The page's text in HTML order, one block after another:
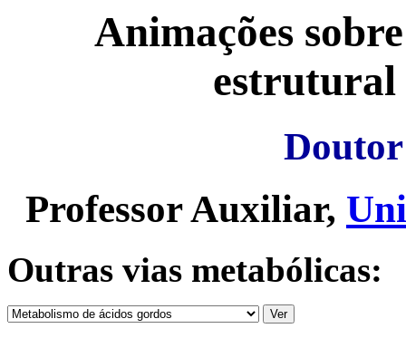
Animações
estrutural
Professor Auxiliar,
Outras vias metabólicas: